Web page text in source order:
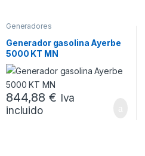
Generadores
Generador gasolina Ayerbe
5000 KT MN
844,88€ Iva
incluido